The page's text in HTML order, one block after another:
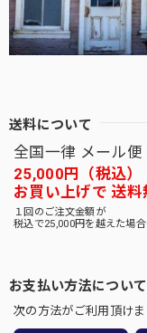
送料について
全国一律 メール
25,000円（税込）
お買い上げで 送料
１回のご注文金額が
税込で25,000円を越えた場
お支払い方法について
次の方法がご利用頂けま